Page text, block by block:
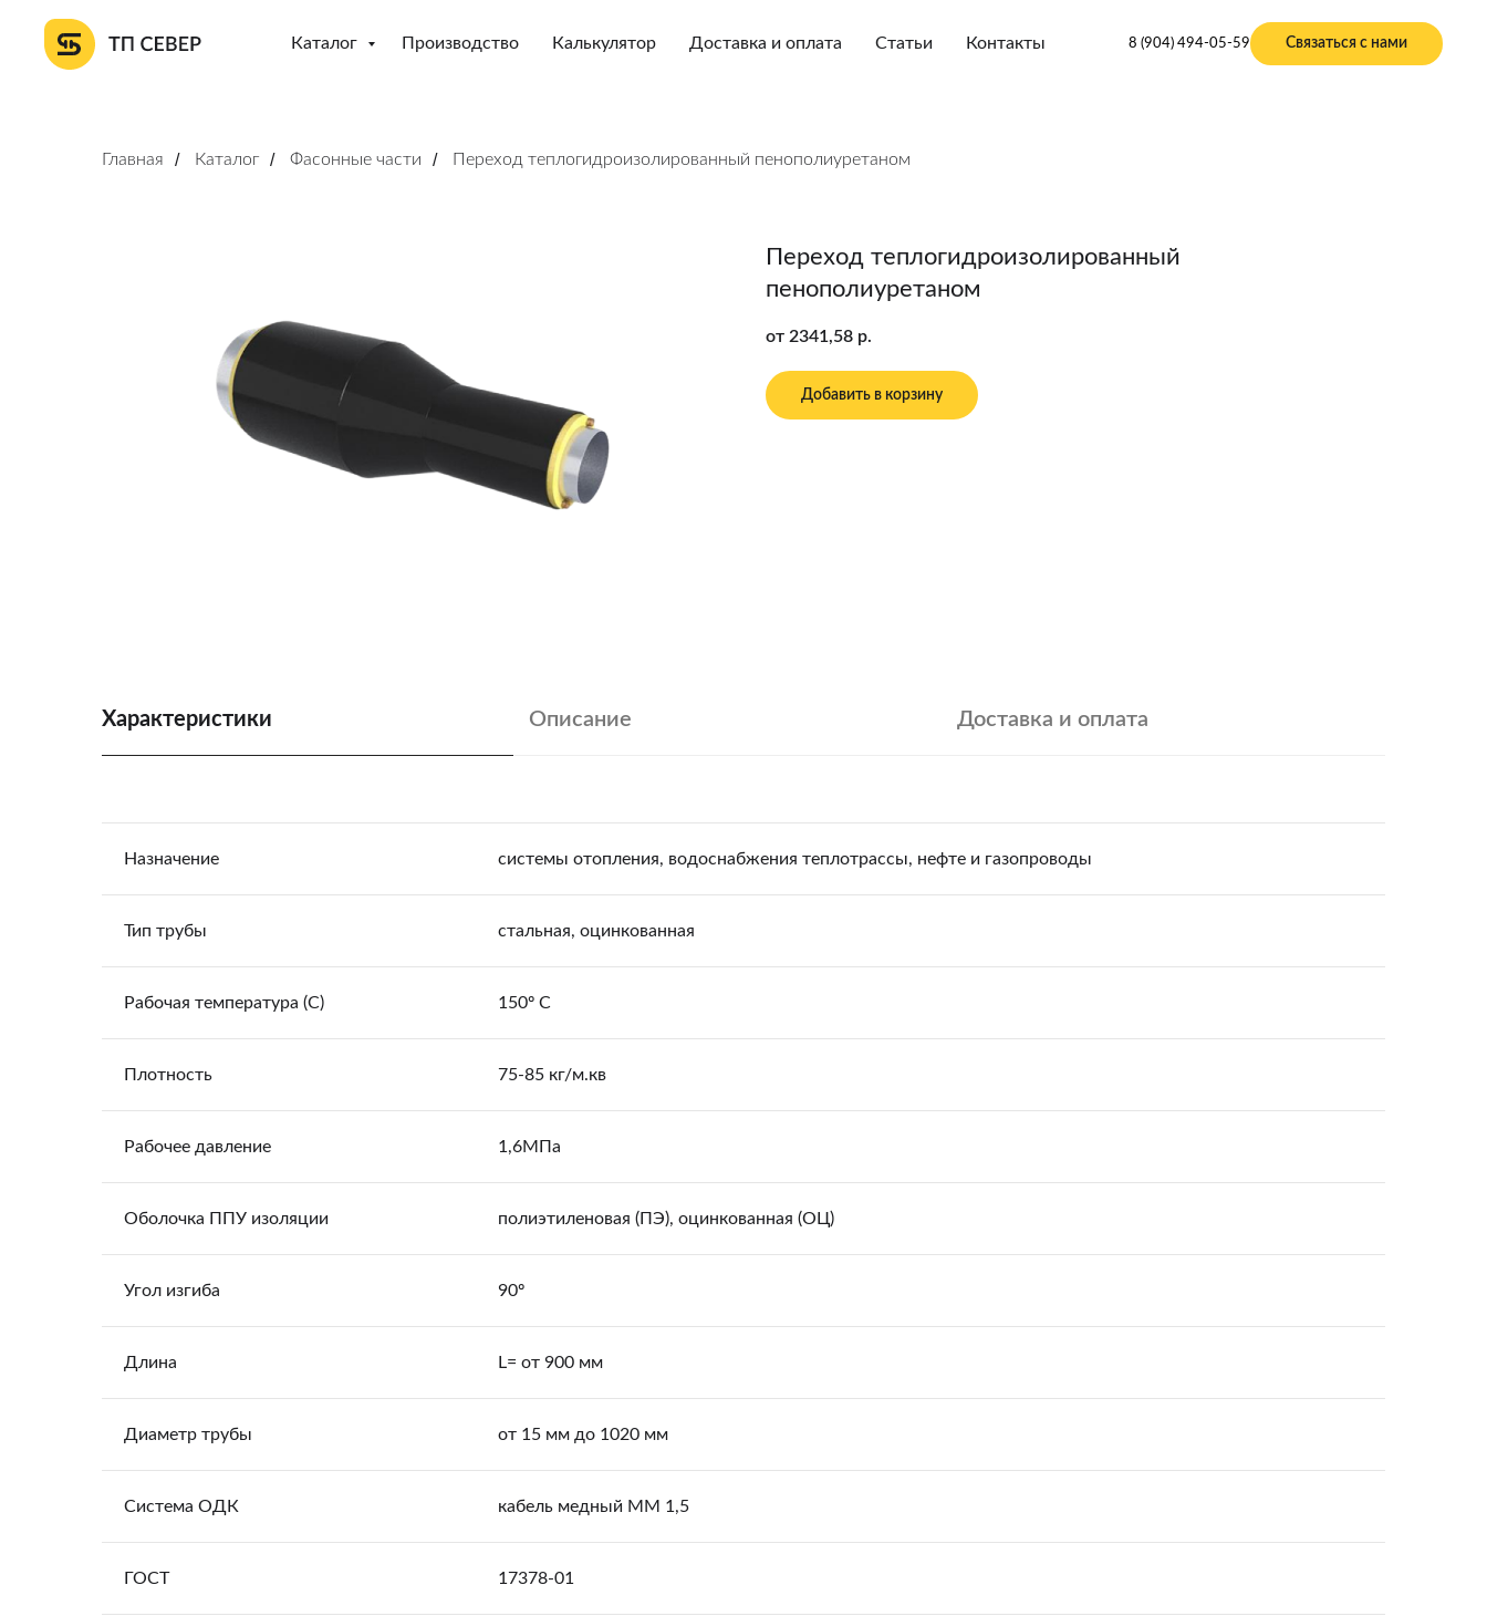
Каталог Производство Калькулятор Доставка и оплата Статьи Контакты 8 (904) 494-05-59 Связаться с нами
Главная / Каталог / Фасонные части / Переход теплогидроизолированный пенополиуретаном
Переход теплогидроизолированный
пенополиуретаном
от 2341,58 р.
Добавить в корзину
Характеристики Описание Доставка и оплата
Назначение системы отопления, водоснабжения теплотрассы, нефте и газопроводы
Тип трубы стальная, оцинкованная
Рабочая температура (С) 150º С
Плотность 75-85 кг/м.кв
Рабочее давление 1,6МПа
Оболочка ППУ изоляции полиэтиленовая (ПЭ), оцинкованная (ОЦ)
Угол изгиба 90º
Длина L= от 900 мм
Диаметр трубы от 15 мм до 1020 мм
Система ОДК кабель медный ММ 1,5
ГОСТ 17378-01